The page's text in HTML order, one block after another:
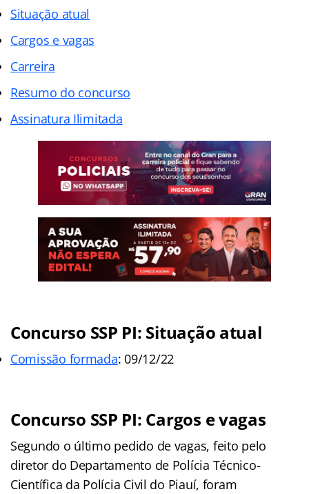
Situação atual
Cargos e vagas
Carreira
Resumo do concurso
Assinatura Ilimitada
Concurso SSP PI: Situação atual
Comissão formada: 09/12/22
Concurso SSP PI: Cargos e vagas
Segundo o último pedido de vagas, feito pelo
diretor do Departamento de Polícia Técnico-
Científica da Polícia Civil do Piauí, foram